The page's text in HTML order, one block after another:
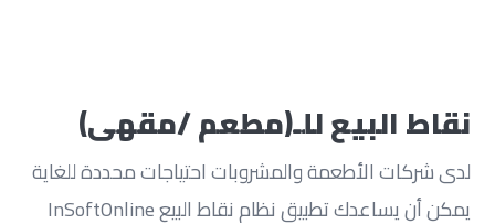
نقاط البيع للـ(مطعم /مقهى)
لدى شركات الأطعمة والمشروبات احتياجات محددة للغاية
يمكن أن يساعدك تطبيق نظام نقاط البيع InSoftOnline